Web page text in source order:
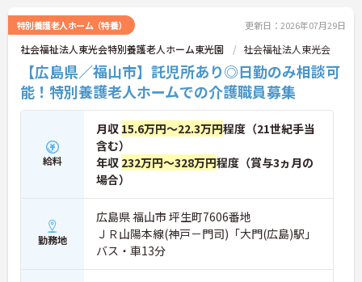
特別養護老人ホーム（特養） 更新日：2026年07月29日
社会福祉法人東光会特別養護老人ホーム東光園 社会福祉法人東光会
【広島県／福山市】託児所あり◎日勤のみ相談可
能！特別養護老人ホームでの介護職員募集
給料
月収 15.6万円～22.3万円程度（21世紀手当
含む）
年収 232万円～328万円程度（賞与3ヵ月の
場合）
勤務地
広島県 福山市 坪生町7606番地
ＪＲ山陽本線(神戸－門司)「大門(広島)駅」
バス・車13分